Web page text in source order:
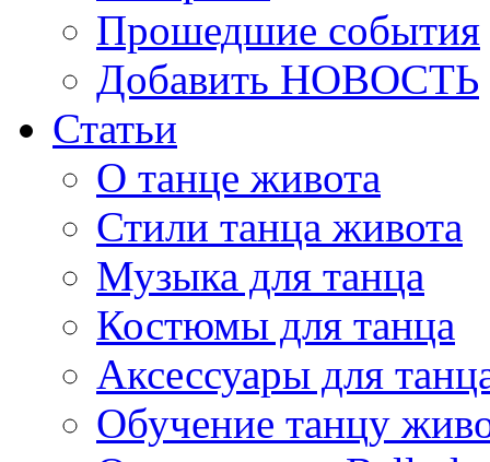
Прошедшие события
Добавить НОВОСТЬ
Статьи
О танце живота
Стили танца живота
Музыка для танца
Костюмы для танца
Аксессуары для
Обучение танцу